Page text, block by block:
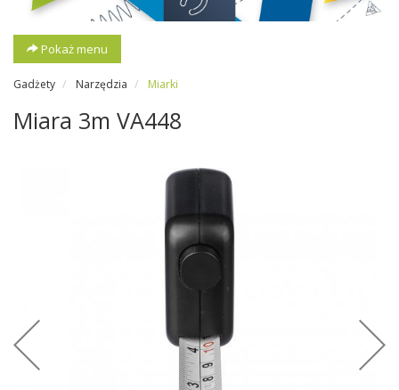
Pokaż menu
Gadżety Narzędzia Miarki
Miara 3m VA448